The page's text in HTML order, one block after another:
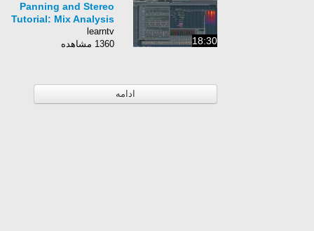
18:30
Panning and Stereo
Tutorial: Mix Analysis
learntv
1360 مشاهده
ادامه